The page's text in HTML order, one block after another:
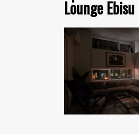
Lounge Ebisu